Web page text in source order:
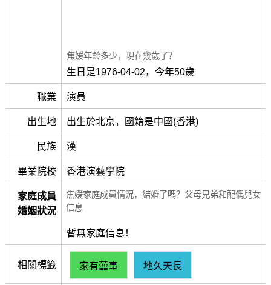
焦媛年齡多少，現在幾歲了？
生日是1976-04-02，今年50歲
職業 演員
出生地 出生於北京，國籍是中國(香港)
民族 漢
畢業院校 香港演藝學院
家庭成員
婚姻狀況
焦媛家庭成員情況，結婚了嗎？父母兄弟和配偶兒女
信息
暫無家庭信息！
相關標籤 家有囍事 地久天長